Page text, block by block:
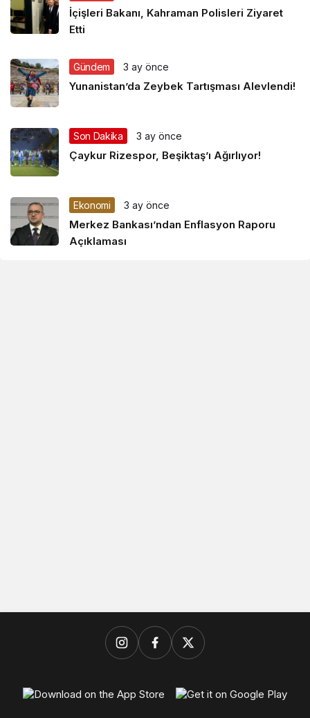
İçişleri Bakanı, Kahraman Polisleri Ziyaret
Etti
Gündem 3 ay önce
Yunanistan’da Zeybek Tartışması Alevlendi!
Son Dakika 3 ay önce
Çaykur Rizespor, Beşiktaş’ı Ağırlıyor!
Ekonomi 3 ay önce
Merkez Bankası’ndan Enflasyon Raporu
Açıklaması